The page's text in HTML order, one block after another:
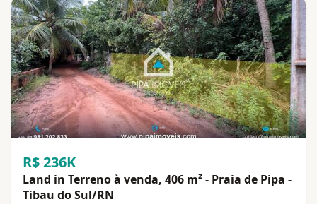
R$ 236K
Land in Terreno à venda, 406 m² - Praia de Pipa -
Tibau do Sul/RN